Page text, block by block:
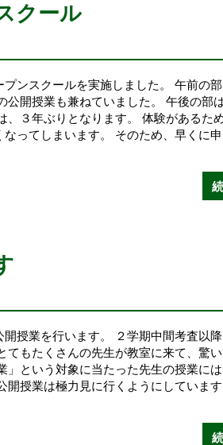
クール
ンスクールを実施しました。 午前の
開授業も兼ねていました。 午後の部
３年ぶりとなります。 体験があるた
ってしまいます。 そのため、早くに
授業を行います。 ２学期中間考査以
もたくさんの先生が教室に来て、驚
という対象に当たった先生の授業に
授業は極力見に行くようにしていま